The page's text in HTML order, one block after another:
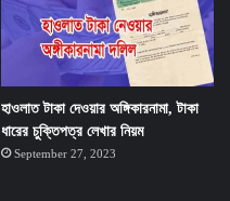
হাওলাত টাকা দেওয়ার অঙ্গিকারনামা, টাকা
ধারের চুক্তিপত্র লেখার নিয়ম
September 27, 2023